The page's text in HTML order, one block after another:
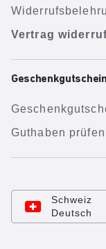
Vertrag
Geschenkgutschein
Guthaben prüfen
Schweiz
Deutsch